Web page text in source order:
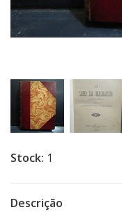
Stock: 1
Descrição